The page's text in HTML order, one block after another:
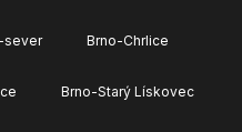
sever Brno-Chrlice
Brno-Starý Lískovec